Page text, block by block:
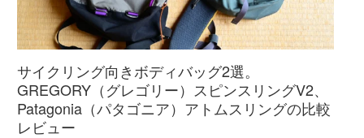
サイクリング向きボディバッグ2選。
GREGORY（グレゴリー）スピンスリングV2、
Patagonia（パタゴニア）アトムスリングの比較
レビュー